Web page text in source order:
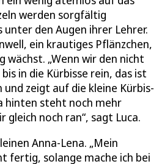
werden sorgfältig
unter den Augen ihrer Lehrer.
ein krautiges Pflänzchen,
wächst. „Wenn wir den nicht
in die Kürbisse rein, das ist
zeigt auf die kleine Kürbis-
hinten steht noch mehr
gleich noch ran“, sagt Luca.
Anna-Lena. „Mein
fertig, solange mache ich bei